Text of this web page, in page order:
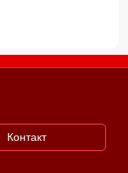
Контакт